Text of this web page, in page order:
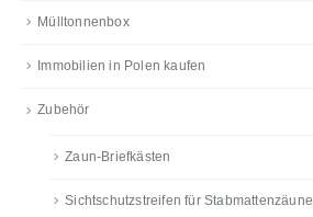
Mülltonnenbox
Immobilien in Polen kaufen
Zubehör
Zaun-Briefkästen
Sichtschutzstreifen für Stabmattenzäune